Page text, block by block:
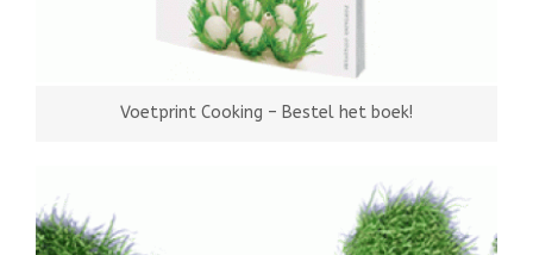
Voetprint Cooking – Bestel het boek!